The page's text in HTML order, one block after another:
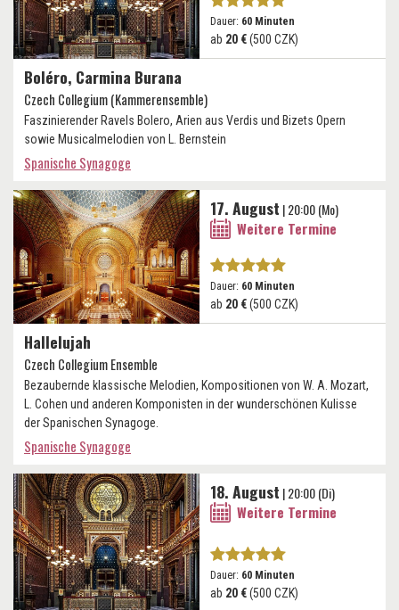
Boléro, Carmina Burana
Czech Collegium (Kammerensemble)
Faszinierender Ravels Bolero, Arien aus Verdis und Bizets Opern
sowie Musicalmelodien von L. Bernstein
Spanische Synagoge
Dauer: 60 Minuten
ab 20 €(500 CZK)
Hallelujah
Czech Collegium Ensemble
Bezaubernde klassische Melodien, Kompositionen von W. A. Mozart,
L. Cohen und anderen Komponisten in der wunderschönen Kulisse
der Spanischen Synagoge.
Spanische Synagoge
17. August | 20:00 (Mo)
Weitere Termine
Dauer: 60 Minuten
ab 20 €(500 CZK)
18. August | 20:00 (Di)
Weitere Termine
Dauer: 60 Minuten
ab 20 €(500 CZK)